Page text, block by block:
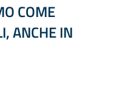
COME
ANCHE IN